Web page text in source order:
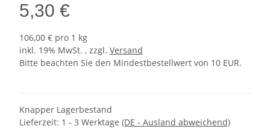
5,30 €
106,00 € pro 1 kg
inkl. 19% MwSt. , zzgl. Versand
Bitte beachten Sie den Mindestbestellwert von 10 EUR.
Knapper Lagerbestand
Lieferzeit: 1 - 3 Werktage (DE - Ausland abweichend)